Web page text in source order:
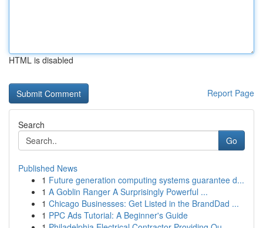
HTML is disabled
Report Page
Search
Go
Published News
1 Future generation computing systems guarantee d...
1 A Goblin Ranger A Surprisingly Powerful ...
1 Chicago Businesses: Get Listed in the BrandDad ...
1 PPC Ads Tutorial: A Beginner's Guide